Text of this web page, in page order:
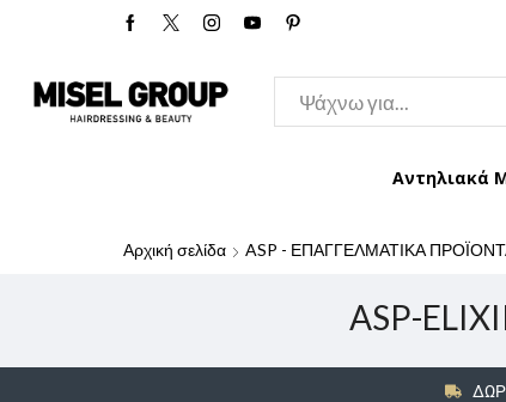
Αντηλιακά
Αρχική σελίδα ASP - ΕΠΑΓΓΕΛΜΑΤΙΚΑ
ASP-